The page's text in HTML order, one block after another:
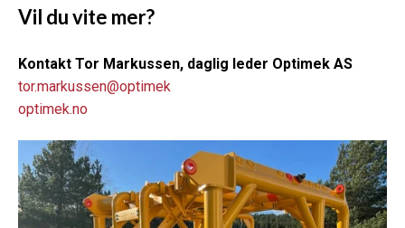
Vil du vite mer?
Kontakt Tor Markussen, daglig leder Optimek AS
tor.markussen@optimek
optimek.no